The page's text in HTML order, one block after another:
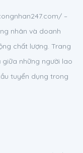
–
nhân và doanh
chất lượng. Trang
những người lao
tuyển dụng trong